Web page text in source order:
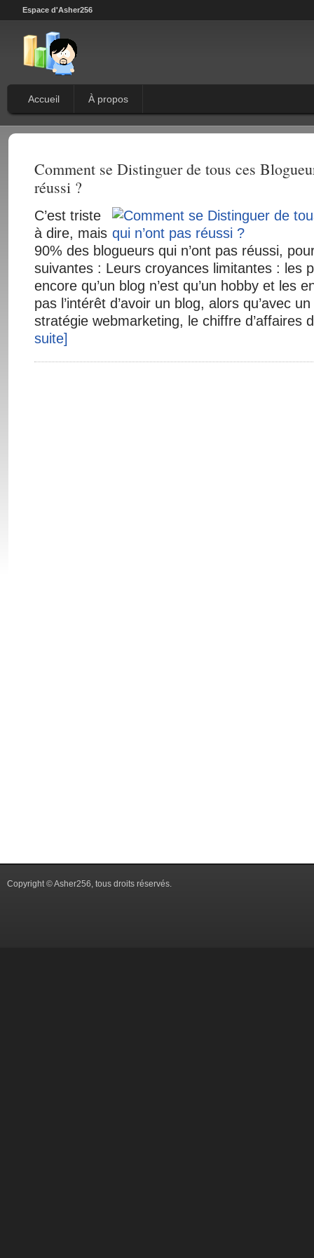
Espace d'Asher256
Accueil À propos
Comment se Distinguer de tous ces
réussi ?
C’est triste
à dire, mais
90% des blogueurs qui n’ont pas réussi,
suivantes : Leurs croyances limitantes : les
encore qu’un blog n’est qu’un hobby et les
pas l’intérêt d’avoir un blog, alors qu’avec
stratégie webmarketing, le chiffre d’affaires
suite]
Copyright © Asher256, tous droits réservés.